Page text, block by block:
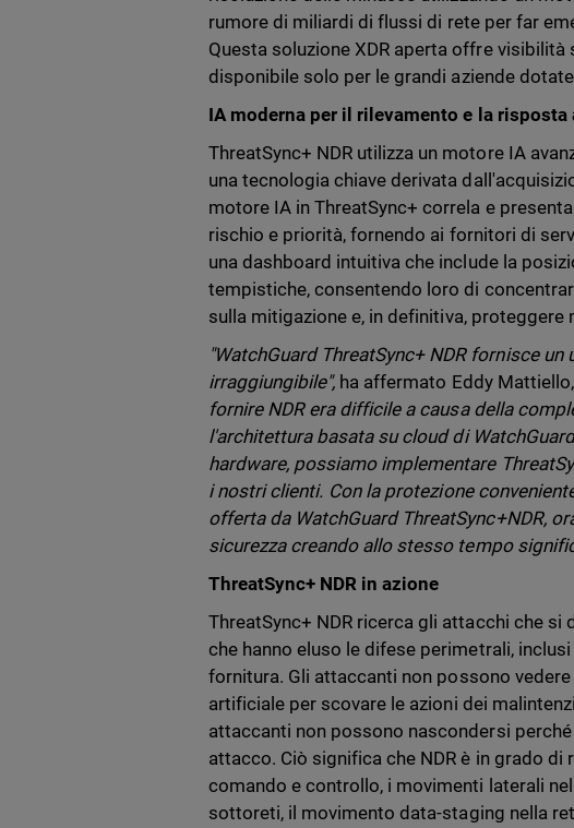
rumore di miliardi di flussi di rete per far
Questa soluzione XDR aperta offre
disponibile solo per le grandi aziende
IA moderna per il rilevamento e la
ThreatSync+ NDR utilizza un motore IA
una tecnologia chiave derivata
motore IA in ThreatSync+ correla e
rischio e priorità, fornendo ai fornitori di
una dashboard intuitiva che include la
tempistiche, consentendo loro di
sulla mitigazione e, in definitiva, proteggere
"WatchGuard ThreatSync+ NDR fornisce
irraggiungibile", ha affermato Eddy
fornire NDR era difficile a causa della
l'architettura basata su cloud di
hardware, possiamo implementare
i nostri clienti. Con la protezione
offerta da WatchGuard ThreatSync+NDR,
sicurezza creando allo stesso tempo
ThreatSync+ NDR in azione
ThreatSync+ NDR ricerca gli attacchi che
che hanno eluso le difese perimetrali,
fornitura. Gli attaccanti non possono
artificiale per scovare le azioni dei
attaccanti non possono nascondersi
attacco. Ciò significa che NDR è in grado
comando e controllo, i movimenti laterali
sottoreti, il movimento data-staging nella